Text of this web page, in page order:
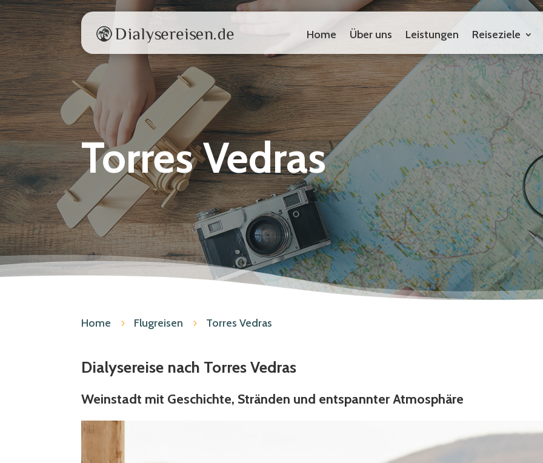
Home Über uns Leistungen Reiseziele
Torres Vedras
Home 5 Flugreisen 5 Torres Vedras
Dialysereise nach Torres Vedras
Weinstadt mit Geschichte, Stränden und entspannter Atmosphäre